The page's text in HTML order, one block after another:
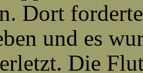
Dort
und es
Die